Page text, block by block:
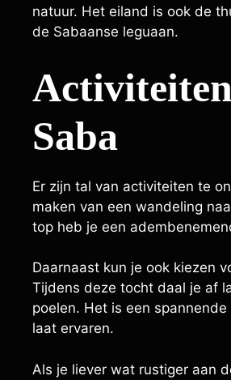
natuur. Het eiland is ook de
de Sabaanse leguaan.
Saba
Er zijn tal van activiteiten te
maken van een wandeling
top heb je een
Daarnaast kun je ook kiezen
Tijdens deze tocht daal je af
poelen. Het is een
laat ervaren.
Als je liever wat rustiger aan